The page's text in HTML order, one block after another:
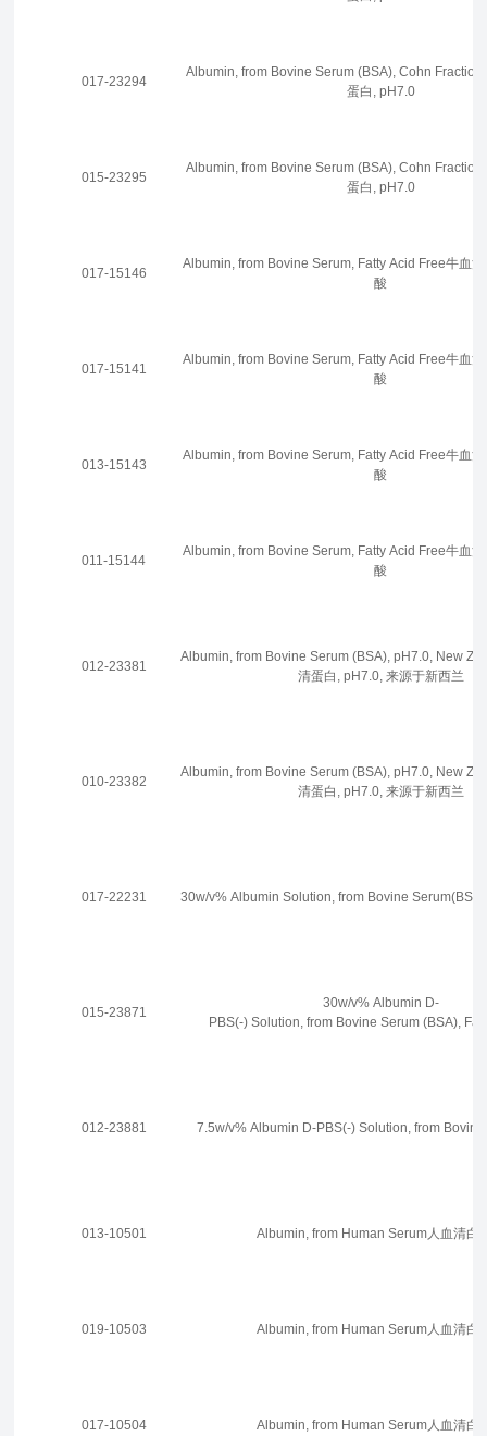
017-23294
Albumin, from Bovine Serum (BSA), Cohn Fraction
蛋白, pH7.0
015-23295
Albumin, from Bovine Serum (BSA), Cohn Fraction
蛋白, pH7.0
017-15146
Albumin, from Bovine Serum, Fatty Acid Free牛血
酸
017-15141
Albumin, from Bovine Serum, Fatty Acid Free牛血
酸
013-15143
Albumin, from Bovine Serum, Fatty Acid Free牛血
酸
011-15144
Albumin, from Bovine Serum, Fatty Acid Free牛血
酸
012-23381
Albumin, from Bovine Serum (BSA), pH7.0, New
清蛋白, pH7.0, 来源于新西兰
010-23382
Albumin, from Bovine Serum (BSA), pH7.0, New
清蛋白, pH7.0, 来源于新西兰
017-22231 30w/v% Albumin Solution, from Bovine
015-23871
30w/v% Albumin D-
PBS(-) Solution, from Bovine Serum (BSA),
012-23881 7.5w/v% Albumin D-PBS(-) Solution, from
013-10501 Albumin, from Human Serum人血清白
019-10503 Albumin, from Human Serum人血清白
017-10504 Albumin, from Human Serum人血清白